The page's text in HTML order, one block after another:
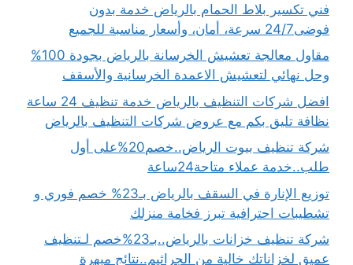
فني تكسير بلاط الحمام بالرياض خدمة بدون
فوضى24/7 سرعة، أمان، وأسعار مناسبة للجميع
مقاول معالجة تعشيش الخرسانة بالرياض بجودة 100%
وحل نهائي لتعشيش الاعمدة الخرسانية والأسقف
افضل شركات التنظيف بالرياض خدمة تنظيف 24 ساعة
نظافة تليق بكم مع عروض شركات التنظيف بالرياض
شركة تنظيف بيوت الرياض..خصم20%على أول
طلب..خدمة عملاء متاحة24ساعة
توزيع الإنارة في السقف بالرياض بـ23% خصم فوري و
تشطيبات احترافية تبرز فخامة منزلك
شركة تنظيف خزانات بالرياض..بـ23%خصم لـتنظيف
عميق لخزاناتك خالية من الجراثيم..نتائج مبهرة